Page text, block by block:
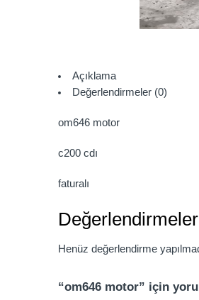
Açıklama
Değerlendirmeler (0)
om646 motor
c200 cdı
faturalı
Değerlendirmeler
Henüz değerlendirme
“om646 motor” için